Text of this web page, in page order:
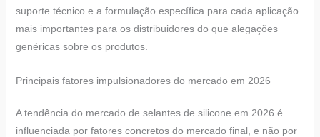
suporte técnico e a formulação específica para cada aplicação
mais importantes para os distribuidores do que alegações
genéricas sobre os produtos.
Principais fatores impulsionadores do mercado em 2026
A tendência do mercado de selantes de silicone em 2026 é
influenciada por fatores concretos do mercado final, e não por